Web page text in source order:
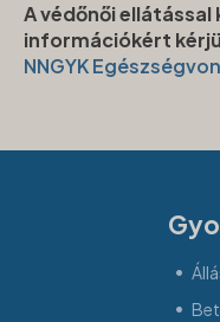
A védőnői
információkért
NNGYK